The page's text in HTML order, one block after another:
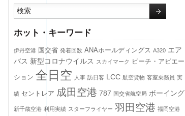
ホット・キーワード
伊丹空港 国交省 発着回数 ANAホールディングス A320 エア
バス 新型コロナウイルス スカイマーク ピーチ・アビエー
ション 全日空 人事 訪日客 LCC 航空貨物 客室乗務員 実
績 セントレア 成田空港 787 国交省航空局 ボーイング
新千歳空港 利用実績 スターフライヤー 羽田空港 福岡空港